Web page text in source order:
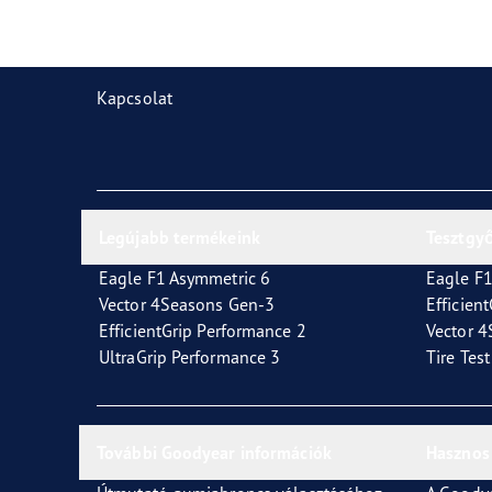
Kapcsolat
Eagle F1 Asymmetric 6
Vector 4Seasons Gen-3
EfficientGrip Performance 2
UltraGrip Performance 3
Eagle
Vector
Tire